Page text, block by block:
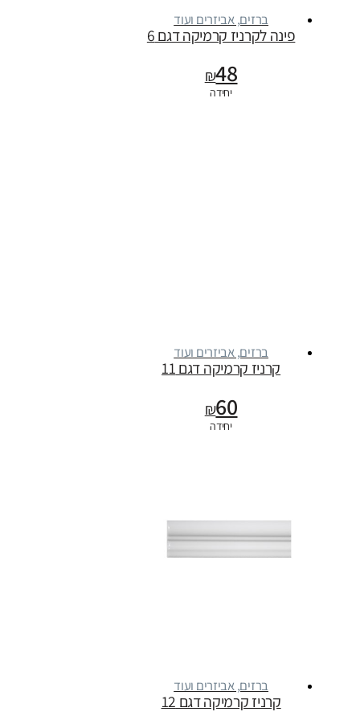
ברזים, אביזרים ועוד
פינה לקרניז קרמיקה דגם 6
₪48
יחידה
ברזים, אביזרים ועוד
קרניז קרמיקה דגם 11
₪60
יחידה
ברזים, אביזרים ועוד
קרניז קרמיקה דגם 12